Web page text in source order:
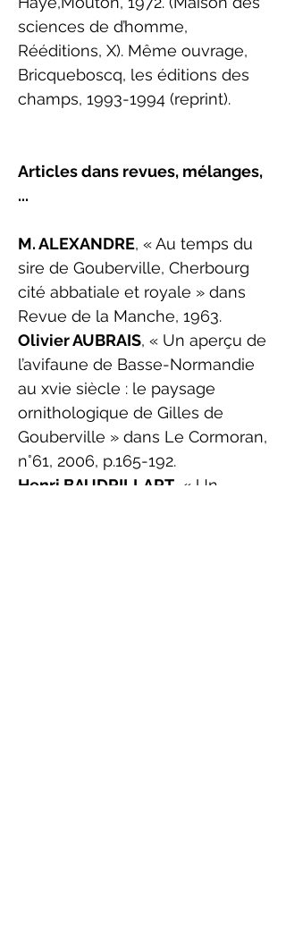
sciences de d’homme,
Rééditions, X). Même ouvrage,
Bricqueboscq, les éditions des
champs, 1993-1994 (reprint).
Articles dans revues, mélanges,
...
M. ALEXANDRE, « Au temps du
sire de Gouberville, Cherbourg
cité abbatiale et royale » dans
Revue de la Manche, 1963.
Olivier AUBRAIS, « Un aperçu de
l’avifaune de Basse-Normandie
au xvie siècle : le paysage
ornithologique de Gilles de
Gouberville » dans Le Cormoran,
n°61, 2006, p.165-192.
Henri BAUDRILLART , « Un